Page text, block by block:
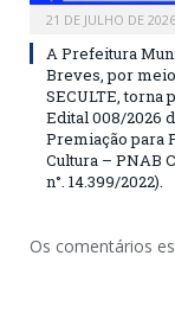
21 DE JULHO DE 2026
A Prefeitura
Breves, por
SECULTE, torna
Edital 008/2026
Premiação para
Cultura – PNAB
n°. 14.399/2022).
Os comentários